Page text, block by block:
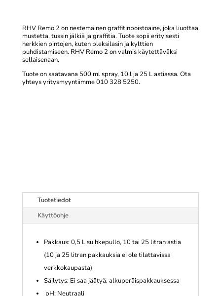
RHV Remo 2 on nestemäinen graffitinpoistoaine, joka liuottaa
mustetta, tussin jälkiä ja graffitia. Tuote sopii erityisesti
herkkien pintojen, kuten pleksilasin ja kylttien
puhdistamiseen. RHV Remo 2 on valmis käytettäväksi
sellaisenaan.
Tuote on saatavana 500 ml spray, 10 l ja 25 L astiassa. Ota
yhteys yritysmyyntiimme 010 328 5250.
Tuotetiedot
Käyttöohje
Pakkaus: 0,5 L suihkepullo, 10 tai 25 litran astia
(10 ja 25 litran pakkauksia ei ole tilattavissa
verkkokaupasta)
Säilytys: Ei saa jäätyä, alkuperäispakkauksessa
pH: Neutraali